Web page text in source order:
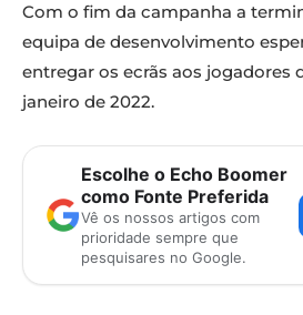
Com o fim da campanha a
equipa de desenvolvimento
entregar os ecrãs aos jogadores
janeiro de 2022.
Escolhe o Echo Boomer
como Fonte Preferida
Vê os nossos artigos com
prioridade sempre que
pesquisares no Google.